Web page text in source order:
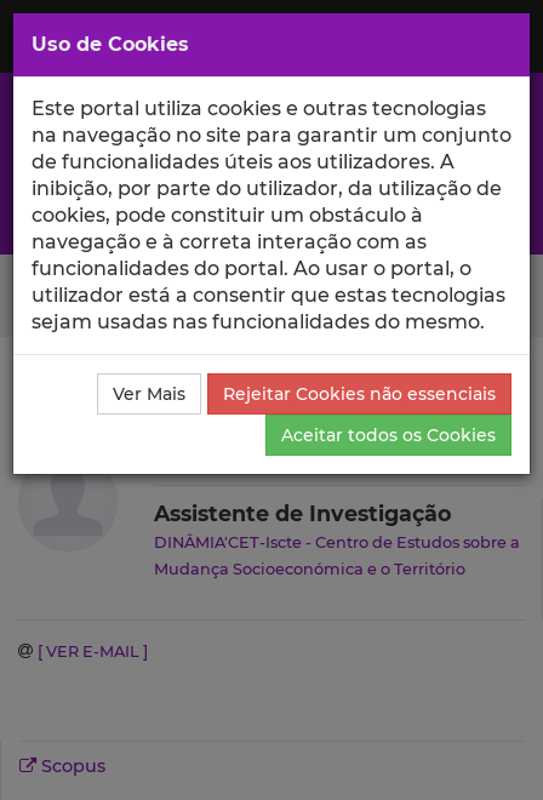
Saltar
para
Conteúdo
Principal
A excelência da investigação e ciência no Iscte
Search Button
Ciência_Iscte Autores
Marta Alexandra Vicente
Produções Científicas e Citações
Marta Alexandra Vicente
Assistente de Investigação
DINÂMIA'CET-Iscte - Centro de Estudos sobre a
Mudança Socioeconómica e o Território
[ VER E-MAIL ]
Scopus
Uso de Cookies
Este portal utiliza cookies e outras tecnologias
na navegação no site para garantir um conjunto
de funcionalidades úteis aos utilizadores. A
inibição, por parte do utilizador, da utilização de
cookies, pode constituir um obstáculo à
navegação e à correta interação com as
funcionalidades do portal. Ao usar o portal, o
utilizador está a consentir que estas tecnologias
sejam usadas nas funcionalidades do mesmo.
Ver Mais
Rejeitar Cookies não essenciais
Aceitar todos os Cookies